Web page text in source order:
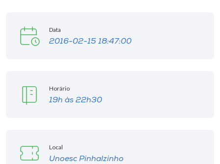
Museu
Data
2016-02-15 18:47:00
Horário
19h às 22h30
Local
Unoesc Pinhalzinho